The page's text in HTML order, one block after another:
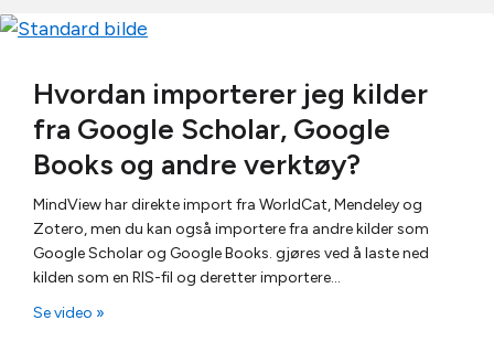
Hvordan importerer jeg kilder
fra Google Scholar, Google
Books og andre verktøy?
MindView har direkte import fra WorldCat, Mendeley og
Zotero, men du kan også importere fra andre kilder som
Google Scholar og Google Books. gjøres ved å laste ned
kilden som en RIS-fil og deretter importere…
Se video »